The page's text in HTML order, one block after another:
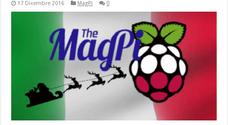
17 Dicembre 2016 MagPi 0